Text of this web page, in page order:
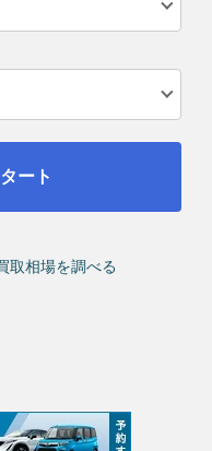
ート
取相場を調べる